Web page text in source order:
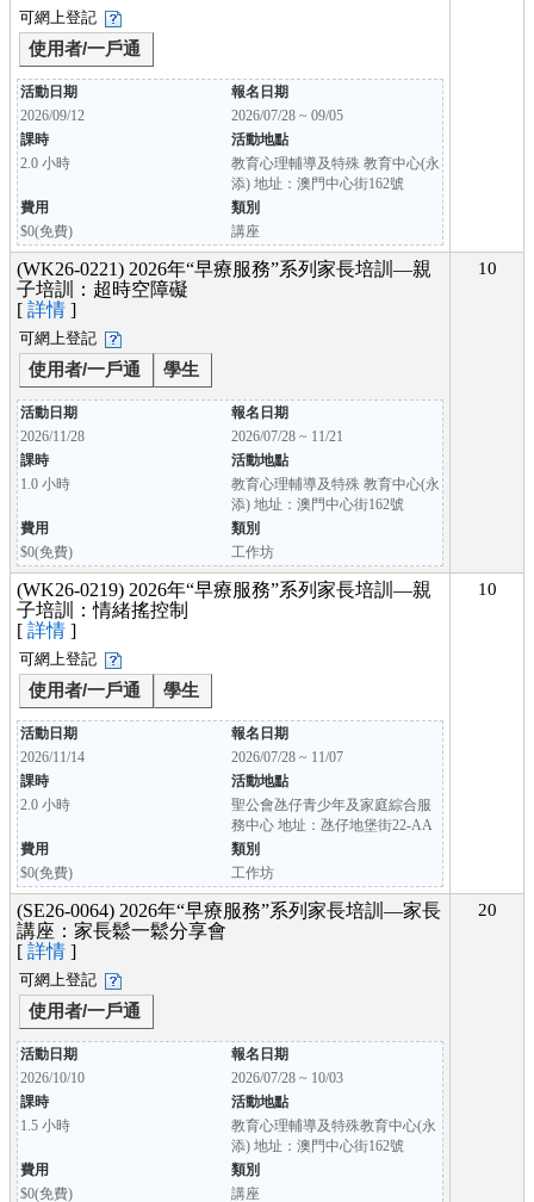
可網上登記
使用者/一戶通
活動日期
報名日期
2026/09/12
2026/07/28 ~ 09/05
課時
活動地點
2.0 小時
教育心理輔導及特殊 教育中心(永
添) 地址：澳門中心街162號
費用
類別
$0(免費)
講座
(WK26-0221) 2026年“早療服務”系列家長培訓—親
子培訓：超時空障礙
[ 詳情 ]
可網上登記
使用者/一戶通 學生
活動日期
報名日期
2026/11/28
2026/07/28 ~ 11/21
課時
活動地點
1.0 小時
教育心理輔導及特殊 教育中心(永
添) 地址：澳門中心街162號
費用
類別
$0(免費)
工作坊
10
(WK26-0219) 2026年“早療服務”系列家長培訓—親
子培訓：情緒搖控制
[ 詳情 ]
可網上登記
使用者/一戶通 學生
活動日期
報名日期
2026/11/14
2026/07/28 ~ 11/07
課時
活動地點
2.0 小時
聖公會氹仔青少年及家庭綜合服
務中心 地址：氹仔地堡街22-AA
費用
類別
$0(免費)
工作坊
10
(SE26-0064) 2026年“早療服務”系列家長培訓—家長
講座：家長鬆一鬆分享會
[ 詳情 ]
可網上登記
使用者/一戶通
活動日期
報名日期
2026/10/10
2026/07/28 ~ 10/03
課時
活動地點
1.5 小時
教育心理輔導及特殊教育中心(永
添) 地址：澳門中心街162號
費用
類別
$0(免費)
講座
20